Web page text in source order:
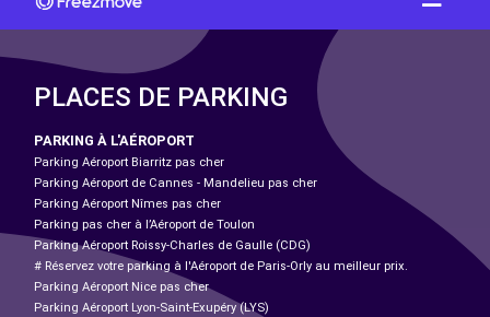
PLACES DE PARKING
PARKING À L'AÉROPORT
Parking Aéroport Biarritz pas cher
Parking Aéroport de Cannes - Mandelieu pas cher
Parking Aéroport Nîmes pas cher
Parking pas cher à l’Aéroport de Toulon
Parking Aéroport Roissy-Charles de Gaulle (CDG)
# Réservez votre parking à l'Aéroport de Paris-Orly au meilleur prix.
Parking Aéroport Nice pas cher
Parking Aéroport Lyon-Saint-Exupéry (LYS)